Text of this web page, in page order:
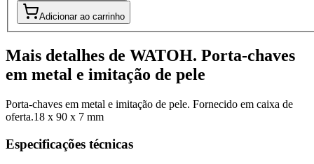
Adicionar ao carrinho
Mais detalhes de WATOH. Porta-chaves
em metal e imitação de pele
Porta-chaves em metal e imitação de pele. Fornecido em caixa de
oferta.18 x 90 x 7 mm
Especificações técnicas